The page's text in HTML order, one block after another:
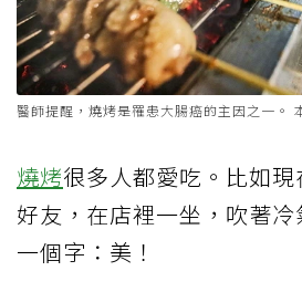
醫師提醒，燒烤是罹患大腸癌的主因之一。
燒烤很多人都愛吃。比如
好友，在店裡一坐，吹著冷
一個字：美！